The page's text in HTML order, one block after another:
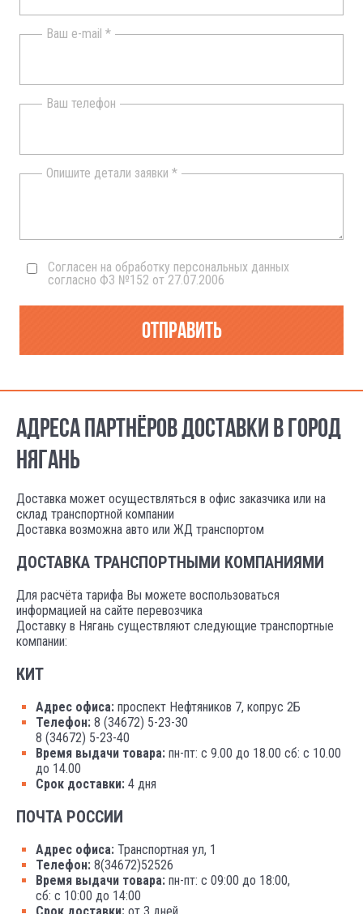
Ваш e-mail *
Ваш телефон
Опишите детали заявки *
Согласен на обработку персональных данных
согласно ФЗ №152 от 27.07.2006
Отправить
АДРЕСА ПАРТНЁРОВ ДОСТАВКИ В ГОРОД
НЯГАНЬ
Доставка может осуществляться в офис заказчика или на
склад транспортной компании
Доставка возможна авто или ЖД транспортом
ДОСТАВКА ТРАНСПОРТНЫМИ КОМПАНИЯМИ
Для расчёта тарифа Вы можете воспользоваться
информацией на сайте перевозчика
Доставку в Нягань существляют следующие транспортные
компании:
КИТ
Адрес офиса: проспект Нефтяников 7, копрус 2Б
Телефон: 8 (34672) 5-23-30
8 (34672) 5-23-40
Время выдачи товара: пн-пт: с 9.00 до 18.00 сб: с 10.00
до 14.00
Срок доставки: 4 дня
ПОЧТА РОССИИ
Адрес офиса: Транспортная ул, 1
Телефон: 8(34672)52526
Время выдачи товара: пн-пт: с 09:00 до 18:00,
сб: с 10:00 до 14:00
Срок доставки: от 3 дней